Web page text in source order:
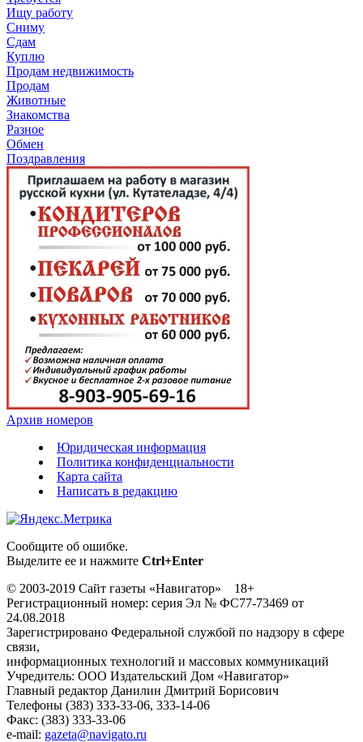
Ищу работу
Сниму
Сдам
Куплю
Продам недвижимость
Продам
Животные
Знакомства
Разное
Обмен
Поздравления
Архив номеров
Юридическая информация
Политика конфиденциальности
Карта сайта
Написать в редакцию
Сообщите об ошибке.
Выделите ее и нажмите Ctrl+Enter
© 2003-2019 Сайт газеты «Навигатор» 18+
Регистрационный номер: серия Эл № ФС77-73469 от
24.08.2018
Зарегистрировано Федеральной службой по надзору в сфере
связи,
информационных технологий и массовых коммуникаций
Учредитель: ООО Издательский Дом «Навигатор»
Главный редактор Данилин Дмитрий Борисович
Телефоны (383) 333-33-06, 333-14-06
Факс: (383) 333-33-06
e-mail: gazeta@navigato.ru